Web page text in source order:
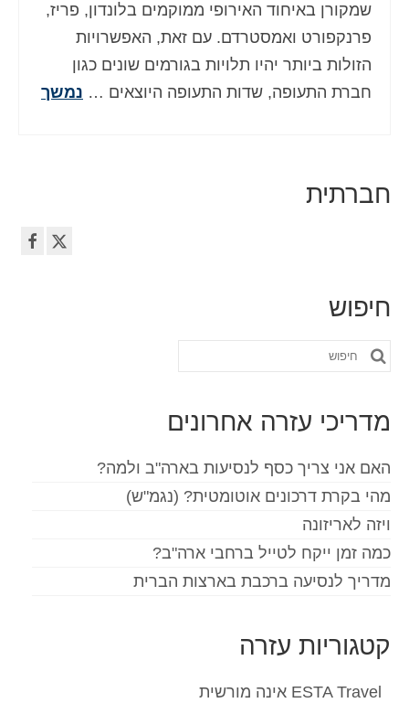
שמקורן באיחוד האירופי ממוקמים בלונדון, פריז,
פרנקפורט ואמסטרדם. עם זאת, האפשרויות
הזולות ביותר יהיו תלויות בגורמים שונים כגון
חברת התעופה, שדות התעופה היוצאים … נמשך
חברתית
חיפוש
חפש
מדריכי עזרה אחרונים
האם אני צריך כסף לנסיעות בארה"ב ולמה?
מהי בקרת דרכונים אוטומטית? (נגמ"ש)
ויזה לאריזונה
כמה זמן ייקח לטייל ברחבי ארה"ב?
מדריך לנסיעה ברכבת בארצות הברית
קטגוריות עזרה
ESTA Travel אינה מורשית